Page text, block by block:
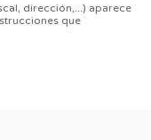
dirección,...) aparece
que